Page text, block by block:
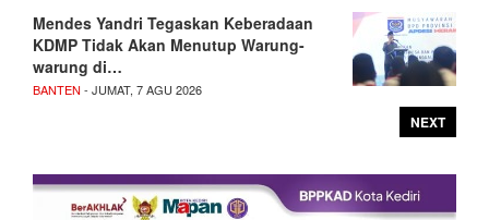
Mendes Yandri Tegaskan Keberadaan
KDMP Tidak Akan Menutup Warung-
warung di…
BANTEN - JUMAT, 7 AGU 2026
NEXT